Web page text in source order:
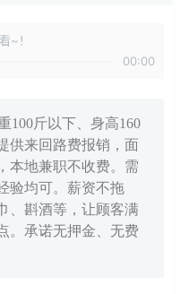
~！
00:00
100斤以下、身高160
供来回路费报销，面
本地兼职不收费。需
验均可。薪资不拖
、斟酒等，让顾客满
。承诺无押金、无费